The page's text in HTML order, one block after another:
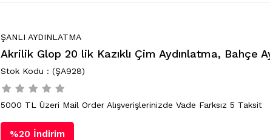
ŞANLI AYDINLATMA
Akrilik Glop 20 lik Kazıklı Çim Aydınlatma, Bahçe
(ŞA928)
5000 TL Üzeri Mail Order Alışverişlerinizde Vade Farksız 5 Taksit
%20 İndirim